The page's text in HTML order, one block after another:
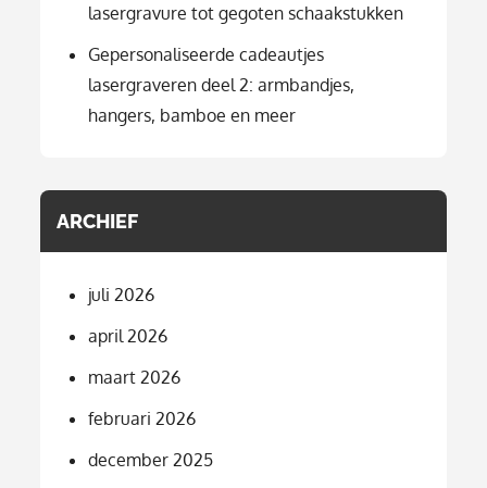
lasergravure tot gegoten schaakstukken
Gepersonaliseerde cadeautjes
lasergraveren deel 2: armbandjes,
hangers, bamboe en meer
ARCHIEF
juli 2026
april 2026
maart 2026
februari 2026
december 2025